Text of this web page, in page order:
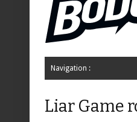
Navigation :
Liar Game